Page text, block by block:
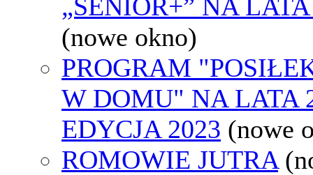
„SENIOR+” NA
(nowe okno)
PROGRAM
W DOMU" NA LATA
EDYCJA 2023 (nowe
ROMOWIE JUTRA